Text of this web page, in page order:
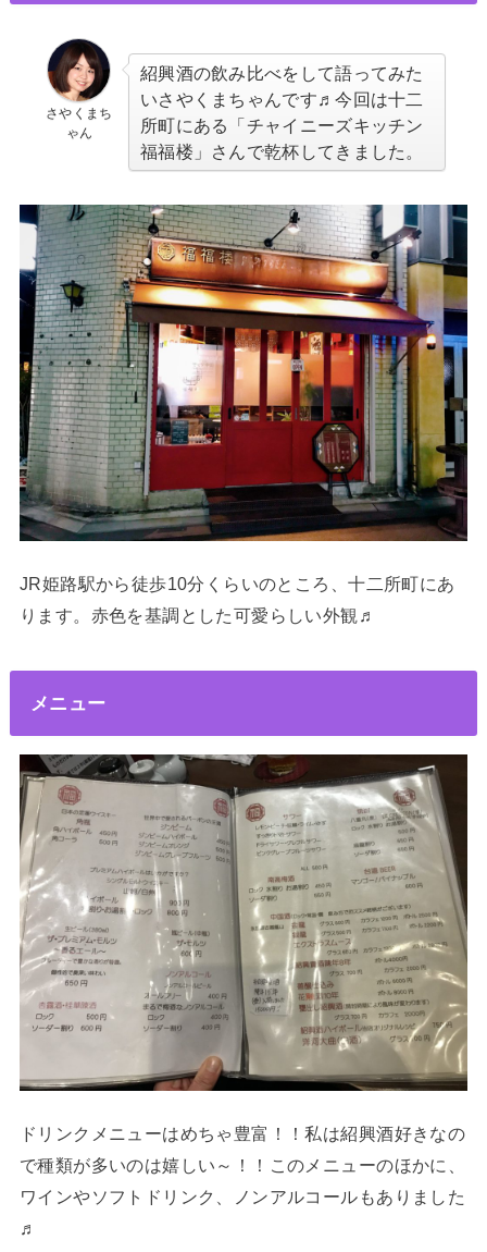
さやくまち
ゃん
紹興酒の飲み比べをして語ってみた
いさやくまちゃんです♬今回は十二
所町にある「チャイニーズキッチン
福福楼」さんで乾杯してきました。
JR姫路駅から徒歩10分くらいのところ、十二所町にあ
ります。赤色を基調とした可愛らしい外観♬
メニュー
ドリンクメニューはめちゃ豊富！！私は紹興酒好きなの
で種類が多いのは嬉しい～！！このメニューのほかに、
ワインやソフトドリンク、ノンアルコールもありました
♬